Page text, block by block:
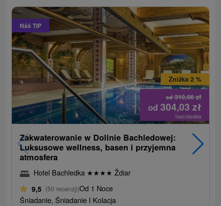
Náš TIP
od310,06zł
Zniżka 2 %
od 304,03zł
/noc/osoba
Zakwaterowanie w Dolinie Bachledowej:
Luksusowe wellness, basen i przyjemna
atmosfera
Hotel Bachledka ★★★★ Ždiar
9,5 (50 recenzji)Od 1 Noce
Śniadanie, Śniadanie I Kolacja